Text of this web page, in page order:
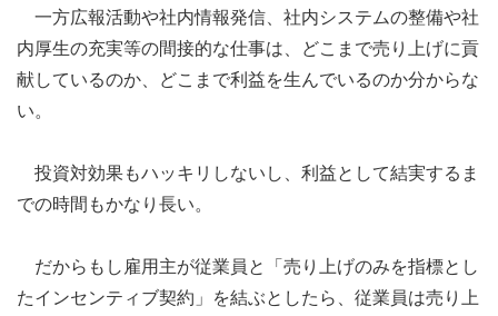
一方広報活動や社内情報発信、社内システムの整備や社
内厚生の充実等の間接的な仕事は、どこまで売り上げに貢
献しているのか、どこまで利益を生んでいるのか分からな
い。
投資対効果もハッキリしないし、利益として結実するま
での時間もかなり長い。
だからもし雇用主が従業員と「売り上げのみを指標とし
たインセンティブ契約」を結ぶとしたら、従業員は売り上